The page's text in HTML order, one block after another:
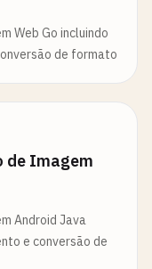
Web Go incluindo
de formato
de Imagem
Android Java
e conversão de